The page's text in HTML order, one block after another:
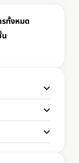
รทั้งหมด
น